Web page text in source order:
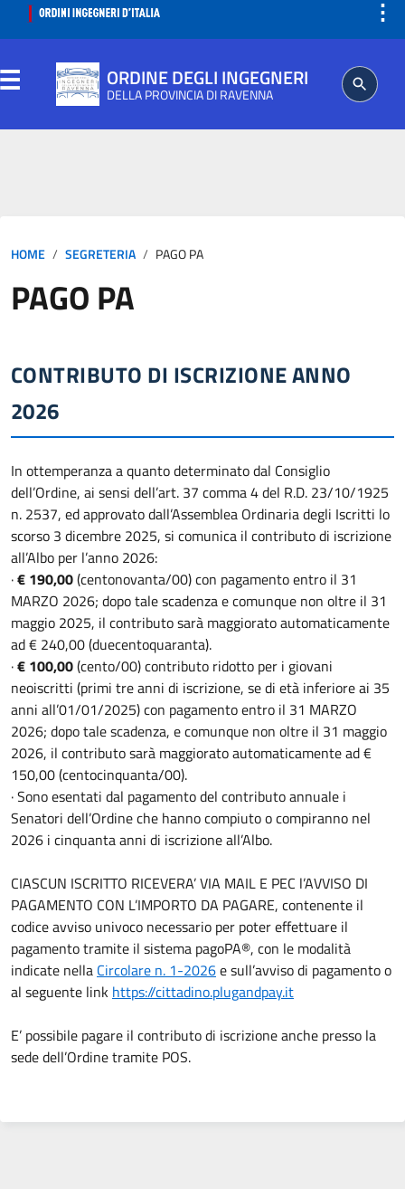
⋮
ORDINE DEGLI INGEGNERI
DELLA PROVINCIA DI RAVENNA
ISCRITTO
PROFESSIONE
HOME SEGRETERIA PAGO PA
PAGO PA
CONTRIBUTO DI ISCRIZIONE ANNO
2026
In ottemperanza a quanto determinato dal Consiglio
dell’Ordine, ai sensi dell’art. 37 comma 4 del R.D. 23/10/1925
n. 2537, ed approvato dall’Assemblea Ordinaria degli Iscritti lo
scorso 3 dicembre 2025, si comunica il contributo di iscrizione
all’Albo per l’anno 2026:
·€ 190,00(centonovanta/00) con pagamento entro il 31
MARZO 2026; dopo tale scadenza e comunque non oltre il 31
maggio 2025, il contributo sarà maggiorato automaticamente
ad € 240,00 (duecentoquaranta).
·€ 100,00(cento/00) contributo ridotto per i giovani
neoiscritti (primi tre anni di iscrizione, se di età inferiore ai 35
anni all’01/01/2025) con pagamento entro il 31 MARZO
2026; dopo tale scadenza, e comunque non oltre il 31 maggio
2026, il contributo sarà maggiorato automaticamente ad €
150,00 (centocinquanta/00).
· Sono esentati dal pagamento del contributo annuale i
Senatori dell’Ordine che hanno compiuto o compiranno nel
2026 i cinquanta anni di iscrizione all’Albo.
CIASCUN ISCRITTO RICEVERA’ VIA MAIL E PEC l’AVVISO DI
PAGAMENTO CON L’IMPORTO DA PAGARE, contenente il
codice avviso univoco necessario per poter effettuare il
pagamento tramite il sistema pagoPA®, con le modalità
indicate nella Circolare n. 1-2026e sull’avviso di pagamento o
al seguente link https://cittadino.plugandpay.it
E’ possibile pagare il contributo di iscrizione anche presso la
sede dell’Ordine tramite POS.